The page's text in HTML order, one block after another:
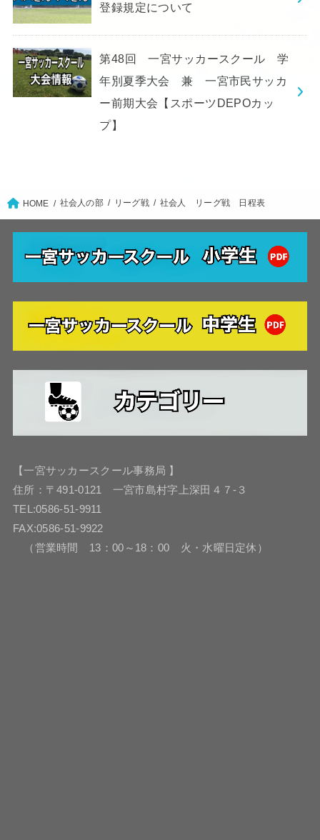
登録規定について
第48回 一宮サッカースクール 学
年別夏季大会 兼 一宮市民サッカ
ー前期大会【スポーツDEPOカッ
プ】
HOME 社会人の部 リーグ戦 社会人 リーグ戦 日程表
【一宮サッカースクール事務局 】
住所：〒491-0121 一宮市島村字上深田４７-３
TEL:0586-51-9911
FAX:0586-51-9922
（営業時間 13：00～18：00 火・水曜日定休）